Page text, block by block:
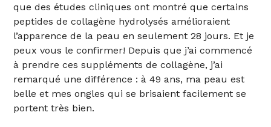
que desétudes cliniques ont montré que certains
peptides de collagène hydrolysés amélioraient
l’apparence de la peau en seulement 28 jours. Et je
peux vous le confirmer! Depuis que j’ai commencé
à prendre ces suppléments de collagène, j’ai
remarqué une différence : à 49 ans, ma peau est
belle et mes ongles qui se brisaient facilement se
portent très bien.